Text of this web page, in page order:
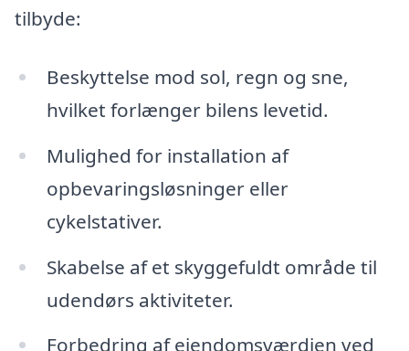
tilbyde:
Beskyttelse mod sol, regn og sne,
hvilket forlænger bilens levetid.
Mulighed for installation af
opbevaringsløsninger eller
cykelstativer.
Skabelse af et skyggefuldt område til
udendørs aktiviteter.
Forbedring af ejendomsværdien ved